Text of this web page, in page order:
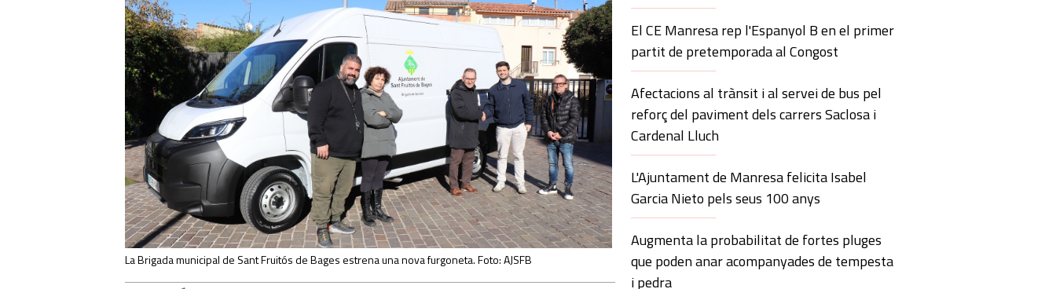
La Brigada municipal de Sant Fruitós de Bages estrena una nova furgoneta. Foto: AJSFB
El CE Manresa rep l'Espanyol B en el primer
partit de pretemporada al Congost
Afectacions al trànsit i al servei de bus pel
reforç del paviment dels carrers Saclosa i
Cardenal Lluch
L'Ajuntament de Manresa felicita Isabel
Garcia Nieto pels seus 100 anys
Augmenta la probabilitat de fortes pluges
que poden anar acompanyades de tempesta
i pedra